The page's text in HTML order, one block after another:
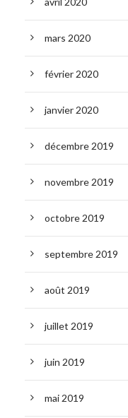
mars 2020
février 2020
janvier 2020
décembre 2019
novembre 2019
octobre 2019
septembre 2019
août 2019
juillet 2019
juin 2019
mai 2019